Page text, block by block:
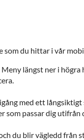
du hittar i vår
Meny längst ner i
med ett
som passar dig utifrån
du blir vägledd från